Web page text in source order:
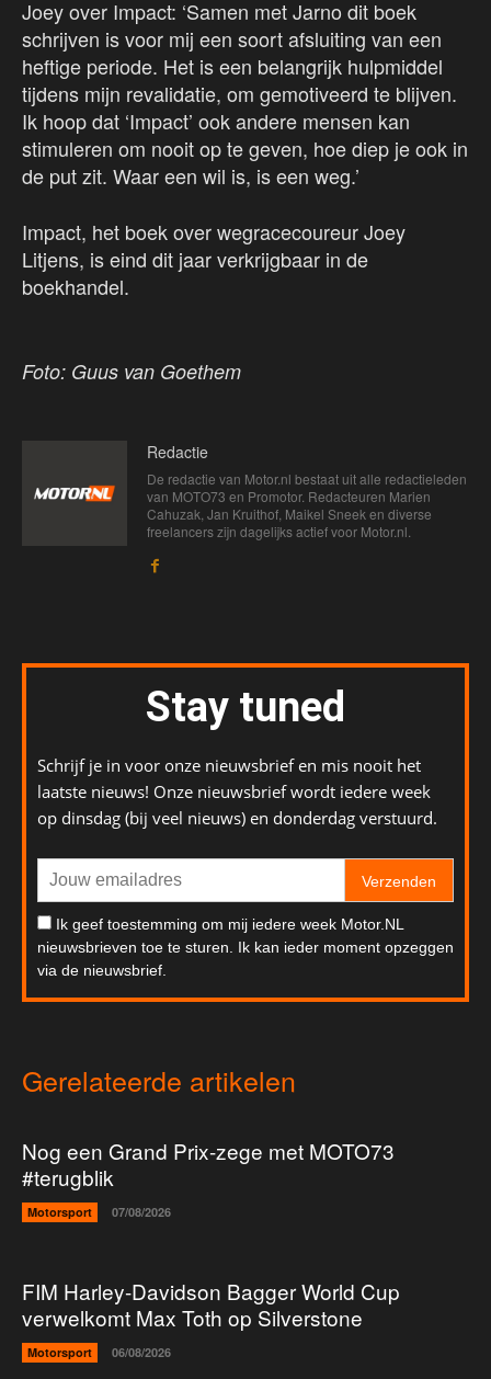
Joey over Impact: ‘Samen met Jarno dit boek
schrijven is voor mij een soort afsluiting van een
heftige periode. Het is een belangrijk hulpmiddel
tijdens mijn revalidatie, om gemotiveerd te blijven.
Ik hoop dat ‘Impact’ ook andere mensen kan
stimuleren om nooit op te geven, hoe diep je ook in
de put zit. Waar een wil is, is een weg.’
Impact, het boek over wegracecoureur Joey
Litjens, is eind dit jaar verkrijgbaar in de
boekhandel.
Foto: Guus van Goethem
Redactie
De redactie van Motor.nl bestaat uit alle redactieleden
van MOTO73 en Promotor. Redacteuren Marien
Cahuzak, Jan Kruithof, Maikel Sneek en diverse
freelancers zijn dagelijks actief voor Motor.nl.
Stay tuned
Schrijf je in voor onze nieuwsbrief en mis nooit het
laatste nieuws! Onze nieuwsbrief wordt iedere week
op dinsdag (bij veel nieuws) en donderdag verstuurd.
Verzenden
Ik geef toestemming om mij iedere week Motor.NL
nieuwsbrieven toe te sturen. Ik kan ieder moment opzeggen
via de nieuwsbrief.
Gerelateerde artikelen
Nog een Grand Prix-zege met MOTO73
#terugblik
Motorsport 07/08/2026
FIM Harley-Davidson Bagger World Cup
verwelkomt Max Toth op Silverstone
Motorsport 06/08/2026